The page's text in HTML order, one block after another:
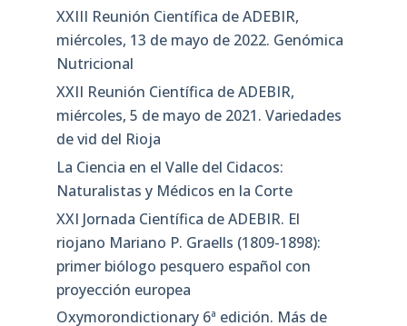
XXIII Reunión Científica de ADEBIR,
miércoles, 13 de mayo de 2022. Genómica
Nutricional
XXII Reunión Científica de ADEBIR,
miércoles, 5 de mayo de 2021. Variedades
de vid del Rioja
La Ciencia en el Valle del Cidacos:
Naturalistas y Médicos en la Corte
XXI Jornada Científica de ADEBIR. El
riojano Mariano P. Graells (1809-1898):
primer biólogo pesquero español con
proyección europea
Oxymorondictionary 6ª edición. Más de